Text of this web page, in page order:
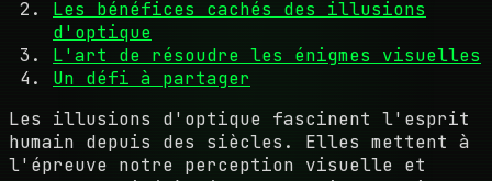
Les bénéfices cachés des illusions
d'optique
L'art de résoudre les énigmes visuelles
Un défi à partager
Les illusions d'optique fascinent l'esprit
humain depuis des siècles. Elles mettent à
l'épreuve notre perception visuelle et